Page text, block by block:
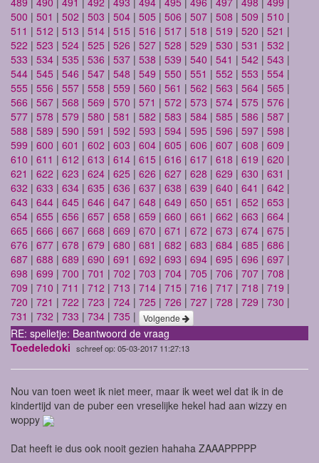
500 | 501 | 502 | 503 | 504 | 505 | 506 | 507 | 508 | 509 | 510 |
511 | 512 | 513 | 514 | 515 | 516 | 517 | 518 | 519 | 520 | 521 |
522 | 523 | 524 | 525 | 526 | 527 | 528 | 529 | 530 | 531 | 532 |
533 | 534 | 535 | 536 | 537 | 538 | 539 | 540 | 541 | 542 | 543 |
544 | 545 | 546 | 547 | 548 | 549 | 550 | 551 | 552 | 553 | 554 |
555 | 556 | 557 | 558 | 559 | 560 | 561 | 562 | 563 | 564 | 565 |
566 | 567 | 568 | 569 | 570 | 571 | 572 | 573 | 574 | 575 | 576 |
577 | 578 | 579 | 580 | 581 | 582 | 583 | 584 | 585 | 586 | 587 |
588 | 589 | 590 | 591 | 592 | 593 | 594 | 595 | 596 | 597 | 598 |
599 | 600 | 601 | 602 | 603 | 604 | 605 | 606 | 607 | 608 | 609 |
610 | 611 | 612 | 613 | 614 | 615 | 616 | 617 | 618 | 619 | 620 |
621 | 622 | 623 | 624 | 625 | 626 | 627 | 628 | 629 | 630 | 631 |
632 | 633 | 634 | 635 | 636 | 637 | 638 | 639 | 640 | 641 | 642 |
643 | 644 | 645 | 646 | 647 | 648 | 649 | 650 | 651 | 652 | 653 |
654 | 655 | 656 | 657 | 658 | 659 | 660 | 661 | 662 | 663 | 664 |
665 | 666 | 667 | 668 | 669 | 670 | 671 | 672 | 673 | 674 | 675 |
676 | 677 | 678 | 679 | 680 | 681 | 682 | 683 | 684 | 685 | 686 |
687 | 688 | 689 | 690 | 691 | 692 | 693 | 694 | 695 | 696 | 697 |
698 | 699 | 700 | 701 | 702 | 703 | 704 | 705 | 706 | 707 | 708 |
709 | 710 | 711 | 712 | 713 | 714 | 715 | 716 | 717 | 718 | 719 |
720 | 721 | 722 | 723 | 724 | 725 | 726 | 727 | 728 | 729 | 730 |
731 | 732 | 733 | 734 | 735 | Volgende
RE: spelletje: Beantwoord de vraag
Toedeledoki schreef op: 05-03-2017 11:27:13
Nou van toen weet ik niet meer, maar ik weet wel dat ik in de
kindertijd van de puber een vreselijke hekel had aan wizzy en
woppy
Dat heeft ie dus ook nooit gezien hahaha ZAAAPPPPP